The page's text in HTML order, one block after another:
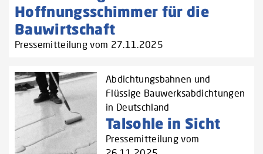
Hoffnungsschimmer für die
Bauwirtschaft
Pressemitteilung vom 27.11.2025
Abdichtungsbahnen und
Flüssige Bauwerksabdichtungen
in Deutschland
Talsohle in Sicht
Pressemitteilung vom